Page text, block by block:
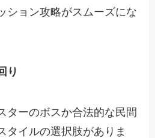
ション攻略がスムーズにな
り
ターのボスか合法的な民間
タイルの選択肢がありま